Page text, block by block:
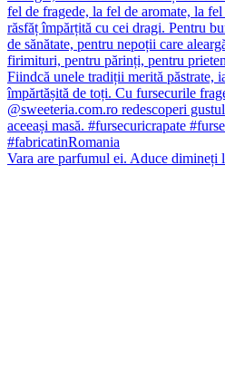
Vara are parfumul ei. Aduce dimineți